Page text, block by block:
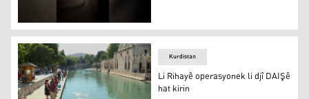
Riha
Kurdistan
Li Rihayê operasyonek li djî DAIŞê
hat kirin